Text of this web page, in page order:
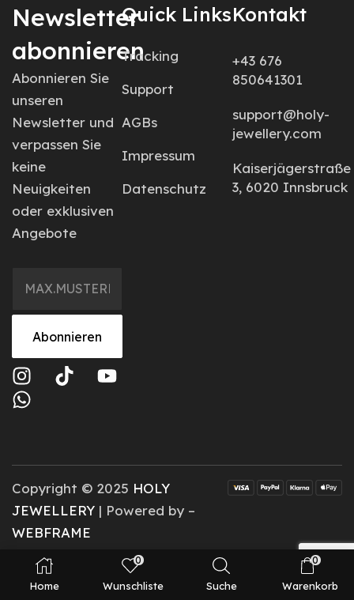
Home
0
Wunschliste Suche
0
Warenkorb
Newsletter
abonnieren
Abonnieren Sie
unseren
Newsletter und
verpassen Sie
keine
Neuigkeiten
oder exklusiven
Angebote
Abonnieren
Quick Links
Tracking
Support
AGBs
Impressum
Datenschutz
Kontakt
+43 676
850641301
support@holy-
jewellery.com
Kaiserjägerstraße
3, 6020 Innsbruck
Copyright © 2025 HOLY
JEWELLERY | Powered by –
WEBFRAME